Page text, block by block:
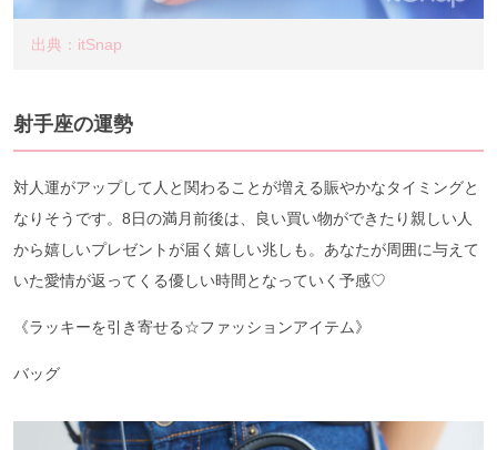
出典：itSnap
射手座の運勢
対人運がアップして人と関わることが増える賑やかなタイミングと
なりそうです。8日の満月前後は、良い買い物ができたり親しい人
から嬉しいプレゼントが届く嬉しい兆しも。あなたが周囲に与えて
いた愛情が返ってくる優しい時間となっていく予感♡
《ラッキーを引き寄せる☆ファッションアイテム》
バッグ